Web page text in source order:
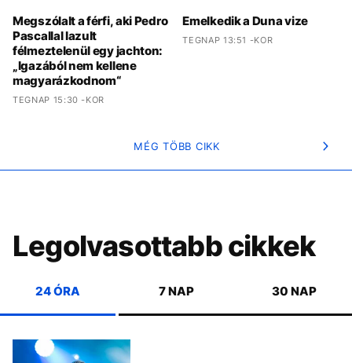
Megszólalt a férfi, aki Pedro
Pascallal lazult
félmeztelenül egy jachton:
„Igazából nem kellene
magyarázkodnom“
TEGNAP 15:30 -KOR
Emelkedik a Duna vize
TEGNAP 13:51 -KOR
MÉG TÖBB CIKK
Legolvasottabb cikkek
24 ÓRA 7 NAP 30 NAP